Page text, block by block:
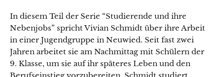
In diesem Teil der Serie “Studierende und ihre
Nebenjobs” spricht Vivian Schmidt über ihre Arbeit
in einer Jugendgruppe in Neuwied. Seit fast zwei
Jahren arbeitet sie am Nachmittag mit Schülern der
9. Klasse, um sie auf ihr späteres Leben und den